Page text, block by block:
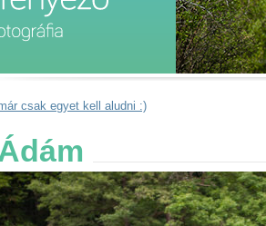
csak egyet kell aludni :)